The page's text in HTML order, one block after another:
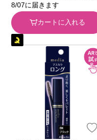
8/07に届きます
カートに入れる